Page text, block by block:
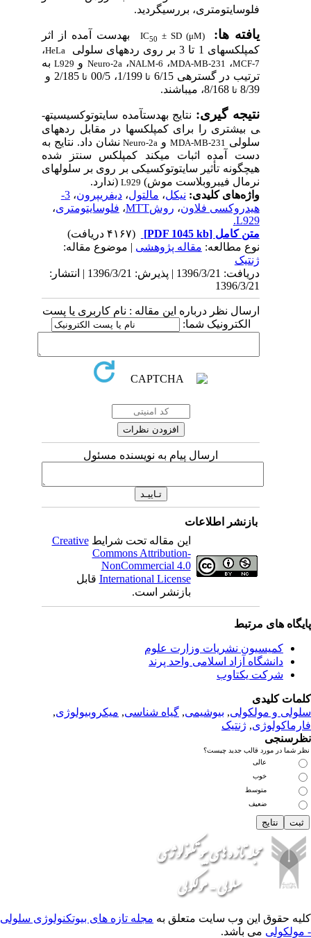
بررسی­گردید.
IC50± SD (μM) به­دست آمده از اثر
روی رده­های سلولی HeLa،
MDA-MB-231، NALM-6،Neuro-2aوL929 به
در گستره­ی 6/15
تا 1/199، 00/5 تا
2/185 و
­گیری:نتایج به­دست­آمدهسایتوتوکسیسیته­
را برای کمپلکس­ها در مقابل رده­های
MDA-MB-231 و Neuro-2a نشان داد.نتایج به
آمده اثبات می­­کند کمپلکس سنتز شده
سایتوتوکسیکی بر روی بر سلول­های
فیبروبلاست موش (
L929
)ندارد.
کلیدی: نیکل،مالتول، دیفریپرون، 3-
فلاون، روشMTT ،فلوسایتومتری ،
(۴۱۶۷ دریافت)
مقاله پژوهشی | موضوع مقاله:
دریافت: 1396/3/21 | پذیرش: 1396/3/21 | انتشار:
نظر درباره این مقاله : نام کاربری یا پست
شما:
ارسال پیام به نویسنده مسئول
اطلاعات
این مقاله تحت شرایطCreative
Commons Attribution-
NonCommercial 4.0
International Licenseقابل
نشریات وزارت علوم
اسلامی واحد پرند
,بیوشیمی,گیاه شناسی,میکروبیولوژی
جدید چیست؟
وب سایت متعلق بهمجله تازه های بیوتکنولوژی سلولی